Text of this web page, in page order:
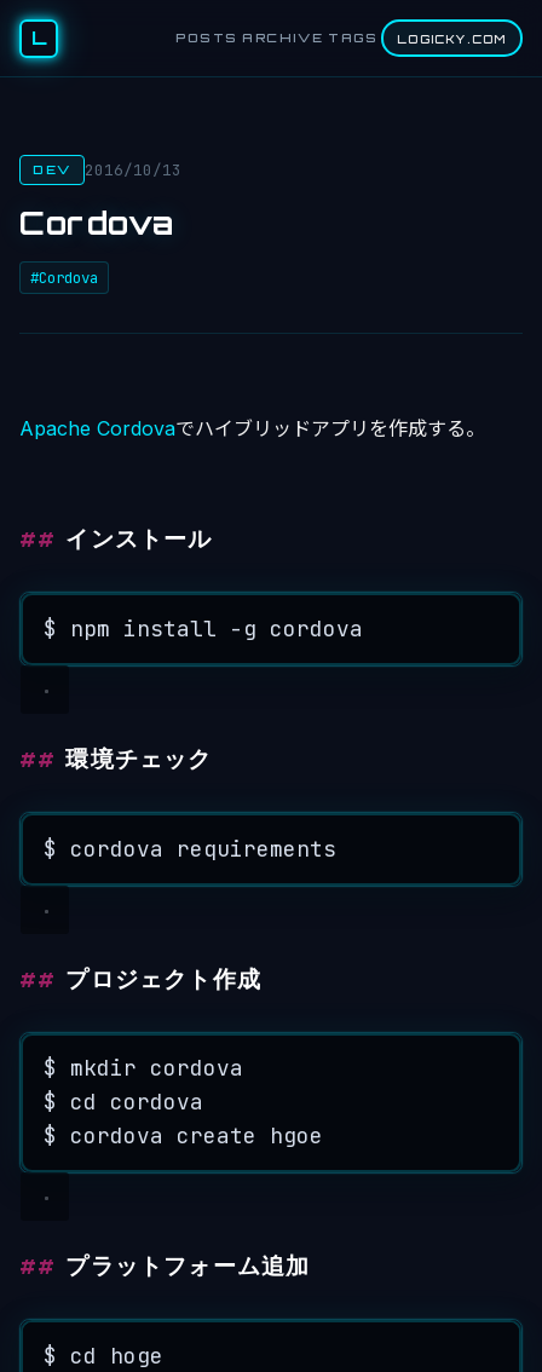
L POSTS ARCHIVE TAGS LOGICKY.COM
DEV 2016/10/13
Cordova
#Cordova
Apache Cordovaでハイブリッドアプリを作成する。
インストール
$ npm install - g cordova
環境チェック
$ cordova requirements
プロジェクト作成
$ mkdir cordova
$
cd
cordova
$
cordova create hgoe
プラットフォーム追加
$ cd
hoge